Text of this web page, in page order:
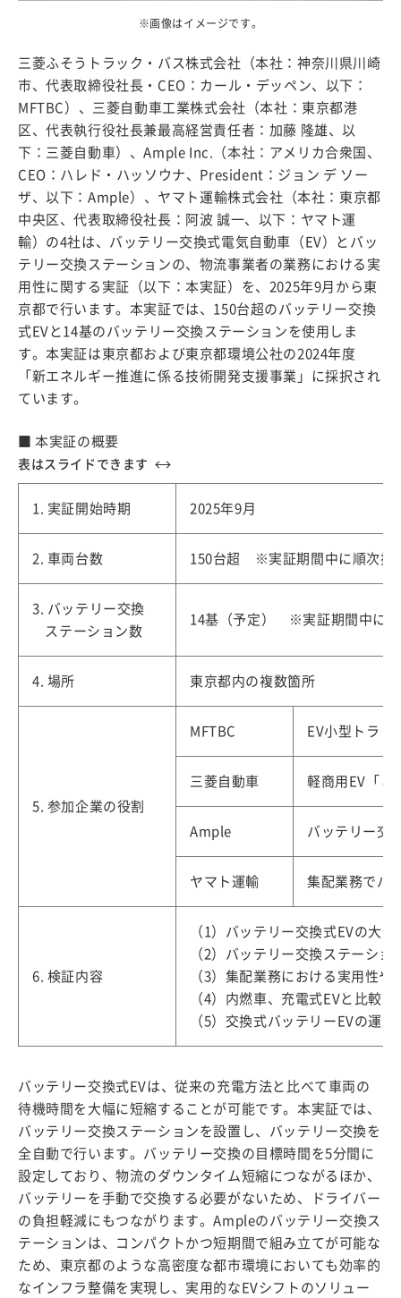
※画像はイメージです。
三菱ふそうトラック・バス株式会社（本社：神奈川県川崎
市、代表取締役社長・CEO：カール・デッペン、以下：
MFTBC）、三菱自動車工業株式会社（本社：東京都港
区、代表執行役社長兼最高経営責任者：加藤 隆雄、以
下：三菱自動車）、Ample Inc.（本社：アメリカ合衆国、
CEO：ハレド・ハッソウナ、President：ジョン デ ソー
ザ、以下：Ample）、ヤマト運輸株式会社（本社：東京都
中央区、代表取締役社長：阿波 誠一、以下：ヤマト運
輸）の4社は、バッテリー交換式電気自動車（EV）とバッ
テリー交換ステーションの、物流事業者の業務における実
用性に関する実証（以下：本実証）を、2025年9月から東
京都で行います。本実証では、150台超のバッテリー交換
式EVと14基のバッテリー交換ステーションを使用しま
す。本実証は東京都および東京都環境公社の2024年度
「新エネルギー推進に係る技術開発支援事業」に採択され
ています。
■ 本実証の概要
1. 実証開始時期 2025年9月
2. 車両台数 150台超 ※実証期間中に順次拡
3. バッテリー交換
ステーション数
14基（予定） ※実証期間中に順
4. 場所 東京都内の複数箇所
5. 参加企業の役割
MFTBC EV小型トラ
三菱自動車 軽商用EV「ミ
Ample バッテリー交
ヤマト運輸 集配業務でバ
6. 検証内容
（1）バッテリー交換式EVの大規
（2）バッテリー交換ステーシ
（3）集配業務における実用性や
（4）内燃車、充電式EVと比較
（5）交換式バッテリーEVの運
バッテリー交換式EVは、従来の充電方法と比べて車両の
待機時間を大幅に短縮することが可能です。本実証では、
バッテリー交換ステーションを設置し、バッテリー交換を
全自動で行います。バッテリー交換の目標時間を5分間に
設定しており、物流のダウンタイム短縮につながるほか、
バッテリーを手動で交換する必要がないため、ドライバー
の負担軽減にもつながります。Ampleのバッテリー交換ス
テーションは、コンパクトかつ短期間で組み立てが可能な
ため、東京都のような高密度な都市環境においても効率的
なインフラ整備を実現し、実用的なEVシフトのソリュー